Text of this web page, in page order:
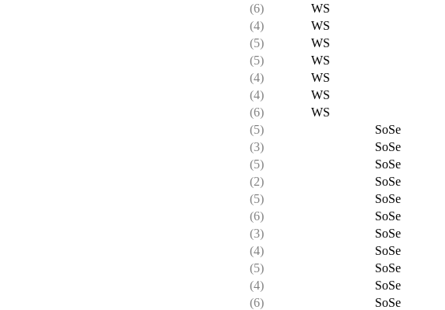
(6) WS
(4) WS
(5) WS
(5) WS
(4) WS
(4) WS
(6) WS
(5) SoSe
(3) SoSe
(5) SoSe
(2) SoSe
(5) SoSe
(6) SoSe
(3) SoSe
(4) SoSe
(5) SoSe
(4) SoSe
(6)
SoSe